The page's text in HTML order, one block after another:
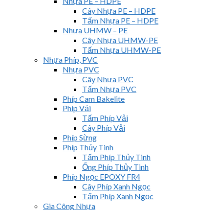
Cây Nhựa PE – HDPE
Tấm Nhựa PE – HDPE
Nhựa UHMW – PE
Cây Nhựa UHMW-PE
Tấm Nhựa UHMW-PE
Nhựa Phíp, PVC
Nhựa PVC
Cây Nhựa PVC
Tấm Nhựa PVC
Phíp Cam Bakelite
Phip Vải
Tấm Phíp Vải
Cây Phíp Vải
Phíp Sừng
Phíp Thủy Tinh
Tấm Phíp Thủy Tinh
Ống Phíp Thủy Tinh
Phíp Ngọc EPOXY FR4
Cây Phíp Xanh Ngọc
Tấm Phíp Xanh Ngọc
Gia Công Nhựa